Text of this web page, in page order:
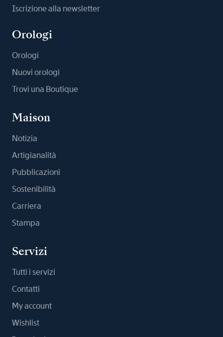
Iscrizione alla newsletter
Orologi
Orologi
Nuovi orologi
Trovi una Boutique
Maison
Notizia
Artigianalità
Pubblicazioni
Sostenibilità
Carriera
Stampa
Servizi
Tutti i servizi
Contatti
My account
Wishlist